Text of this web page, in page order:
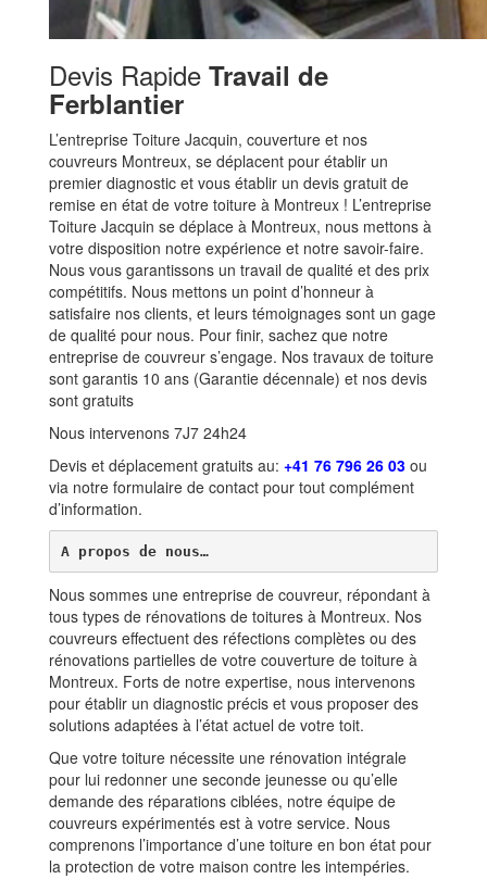
Devis Rapide Travail de
Ferblantier
L’entreprise Toiture Jacquin, couverture et nos
couvreurs Montreux, se déplacent pour établir un
premier diagnostic et vous établir un devis gratuit de
remise en état de votre toiture à Montreux ! L’entreprise
Toiture Jacquin se déplace à Montreux, nous mettons à
votre disposition notre expérience et notre savoir-faire.
Nous vous garantissons un travail de qualité et des prix
compétitifs. Nous mettons un point d’honneur à
satisfaire nos clients, et leurs témoignages sont un gage
de qualité pour nous. Pour finir, sachez que notre
entreprise de couvreur s’engage. Nos travaux de toiture
sont garantis 10 ans (Garantie décennale) et nos devis
sont gratuits
Nous intervenons 7J7 24h24
Devis et déplacement gratuits au: +41 76 796 26 03 ou
via notre formulaire de contact pour tout complément
d’information.
A propos de nous…
Nous sommes une entreprise de couvreur, répondant à
tous types de rénovations de toitures à Montreux. Nos
couvreurs effectuent des réfections complètes ou des
rénovations partielles de votre couverture de toiture à
Montreux. Forts de notre expertise, nous intervenons
pour établir un diagnostic précis et vous proposer des
solutions adaptées à l’état actuel de votre toit.
Que votre toiture nécessite une rénovation intégrale
pour lui redonner une seconde jeunesse ou qu’elle
demande des réparations ciblées, notre équipe de
couvreurs expérimentés est à votre service. Nous
comprenons l’importance d’une toiture en bon état pour
la protection de votre maison contre les intempéries.